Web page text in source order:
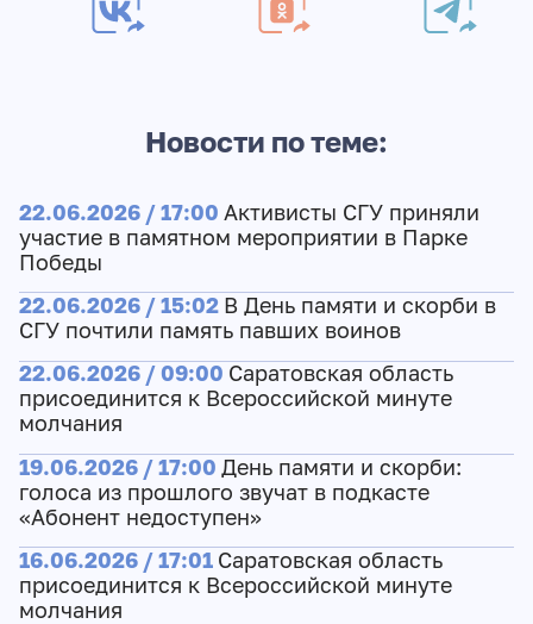
Новости по теме:
22.06.2026 / 17:00 Активисты СГУ приняли
участие в памятном мероприятии в Парке
Победы
22.06.2026 / 15:02 В День памяти и скорби в
СГУ почтили память павших воинов
22.06.2026 / 09:00 Саратовская область
присоединится к Всероссийской минуте
молчания
19.06.2026 / 17:00 День памяти и скорби:
голоса из прошлого звучат в подкасте
«Абонент недоступен»
16.06.2026 / 17:01 Саратовская область
присоединится к Всероссийской минуте
молчания